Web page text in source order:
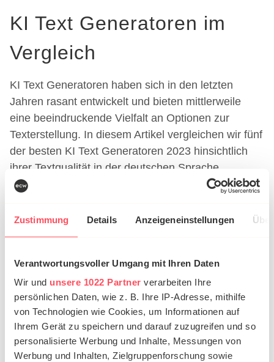
Zustimmung Details Anzeigeneinstellungen
Verantwortungsvoller Umgang mit Ihren Daten
Wir und unsere 1022 Partner verarbeiten Ihre
persönlichen Daten, wie z. B. Ihre IP-Adresse, mithilfe
von Technologien wie Cookies, um Informationen auf
Ihrem Gerät zu speichern und darauf zuzugreifen und so
personalisierte Werbung und Inhalte, Messungen von
Werbung und Inhalten, Zielgruppenforschung sowie
KI Text Generatoren im
Vergleich
KI Text Generatoren haben sich in den letzten
Jahren rasant entwickelt und bieten mittlerweile
eine beeindruckende Vielfalt an Optionen zur
Texterstellung. In diesem Artikel vergleichen wir fünf
der besten KI Text Generatoren 2023 hinsichtlich
ihrer Textqualität in der deutschen Sprache,
Funktionalität und Preis-Leistungsverhältnis.
Jasper, neuroflash, Writesonic, Frase und
Textgeneratoren zählen. Mit diesem Vergleich
möchten wir Ihnen dabei helfen, den passenden KI
Text Generator für Ihre individuellen Anforderungen
und Bedürfnisse zu finden.
Jasper